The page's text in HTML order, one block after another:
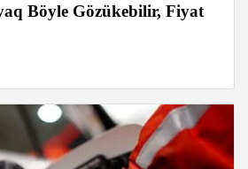
Böyle Gözükebilir, Fiyat